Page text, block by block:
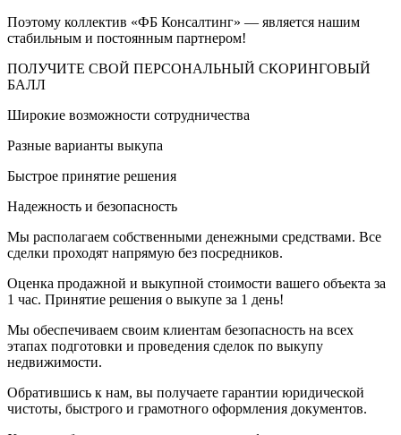
Поэтому коллектив «ФБ Консалтинг» — является нашим
стабильным и постоянным партнером!
ПОЛУЧИТЕ СВОЙ ПЕРСОНАЛЬНЫЙ СКОРИНГОВЫЙ
БАЛЛ
Широкие возможности сотрудничества
Разные варианты выкупа
Быстрое принятие решения
Надежность и безопасность
Мы располагаем собственными денежными средствами. Все
сделки проходят напрямую без посредников.
Оценка продажной и выкупной стоимости вашего объекта за
1 час. Принятие решения о выкупе за 1 день!
Мы обеспечиваем своим клиентам безопасность на всех
этапах подготовки и проведения сделок по выкупу
недвижимости.
Обратившись к нам, вы получаете гарантии юридической
чистоты, быстрого и грамотного оформления документов.